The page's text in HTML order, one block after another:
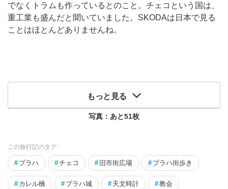
でなくトラムも作っているとのこと。チェコという国は、
重工業も盛んだと聞いていました。SKODAは日本で見る
ことはほとんどありませんね。
もっと見る
写真：あと51枚
この旅行記のタグ
# プラハ #チェコ # 旧市街広場 # プラハ街歩き
# カレル橋 # プラハ城 # 天文時計 #教会